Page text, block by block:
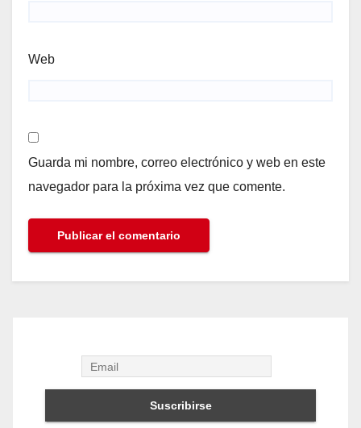
Web
Guarda mi nombre, correo electrónico y web en este
navegador para la próxima vez que comente.